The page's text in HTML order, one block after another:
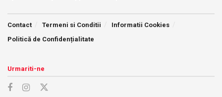
Contact Termeni si Conditii
Informatii Cookies
Politică de Confidențialitate
Urmariti-ne